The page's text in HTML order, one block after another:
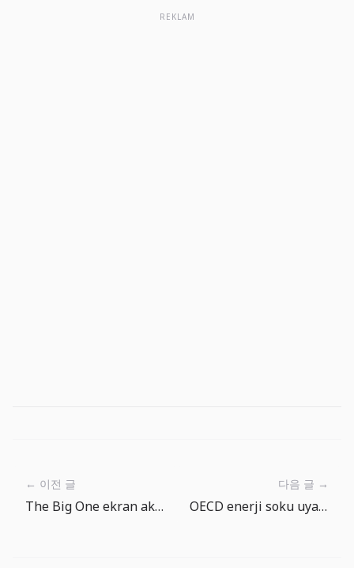
REKLAM
← 이전 글
The Big One ekran akisi rehberi: Ana ekran, Balik tutma, Balik Ansiklopedisi ve Magaza
다음 글 →
OECD enerji soku uyarisi: AI patlamasi bile maliyet yapisini asamaz